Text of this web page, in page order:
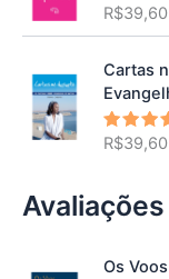
de
R$39,60
Cartas
de
R$39,60
Os